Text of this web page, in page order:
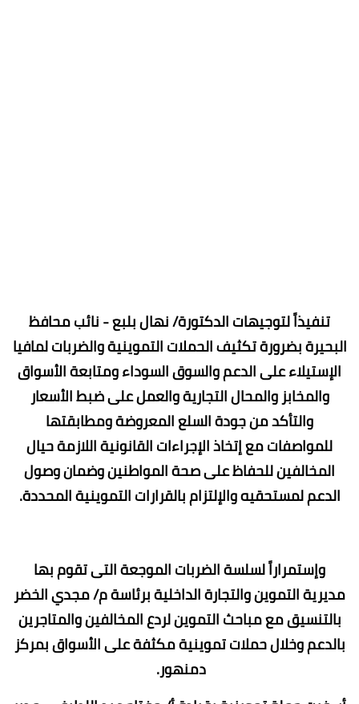
تنفيذاً لتوجيهات الدكتورة/ نهال بلبع - نائب محافظ
البحيرة بضرورة تكثيف الحملات التموينية والضربات لمافيا
الإستيلاء على الدعم والسوق السوداء ومتابعة الأسواق
والمخابز والمحال التجارية والعمل على ضبط الأسعار
والتأكد من جودة السلع المعروضة ومطابقتها
للمواصفات مع إتخاذ الإجراءات القانونية اللازمة حيال
المخالفين للحفاظ على صحة المواطنين وضمان وصول
الدعم لمستحقيه والإلتزام بالقرارات التموينية المحددة.
وإستمراراً لسلسة الضربات الموجعة التى تقوم بها
مديرية التموين والتجارة الداخلية برئاسة م/ مجدي الخضر
بالتنسيق مع مباحث التموين لردع المخالفين والمتاجرين
بالدعم وخلال حملات تموينية مكثفة على الأسواق بمركز
دمنهور.